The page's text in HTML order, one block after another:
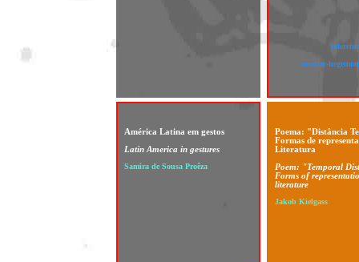
counter-
América Latina em gestos
Latin America in gestures
Samira de Sousa Proêza
Poema: "Distância
Formas de
Literatura
Poem: "Temporal
Forms of
literature
Jakob Kielgass